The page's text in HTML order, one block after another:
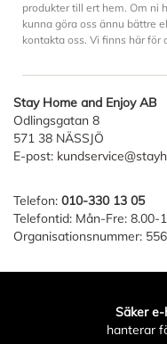
produkter till ert hem. Om ni
kunna göra oss ännu bättre
kontakta oss. Vi finns här för
Stay Home and Enjoy AB
Odlingsgatan 8
571 38 NÄSSJÖ
E-post:
Telefon: 010-330 13 05
Telefontid: Mån-Fre: 8.00-
Organisationsnummer:
Säker
hanterar